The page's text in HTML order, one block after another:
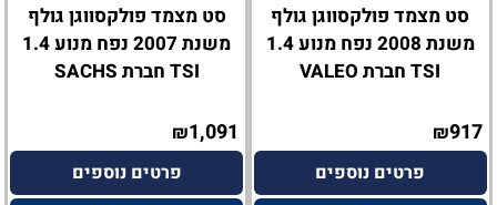
סט מצמד פולקסווגן גולף
משנת 2008 נפח מנוע 1.4
TSI חברת VALEO
₪917
פרטים נוספים
סט מצמד פולקסווגן גולף
משנת 2007 נפח מנוע 1.4
TSI חברת SACHS
₪1,091
פרטים נוספים